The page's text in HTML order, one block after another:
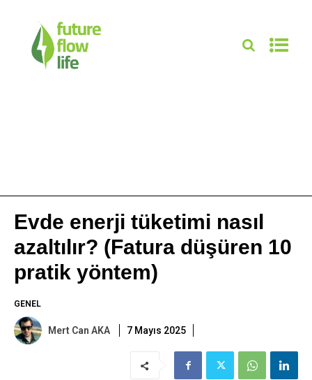
Evde enerji tüketimi nasıl
azaltılır? (Fatura düşüren 10
pratik yöntem)
GENEL
Mert Can AKA 7 Mayıs 2025